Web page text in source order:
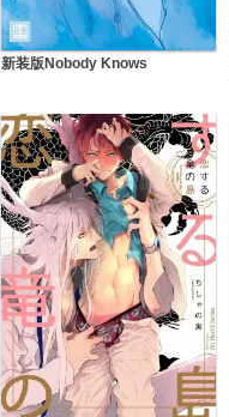
新装版Nobody Knows